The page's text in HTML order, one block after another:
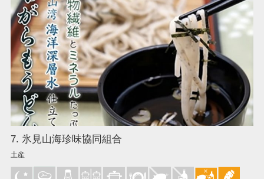
7. 氷見山海珍味協同組合
土産